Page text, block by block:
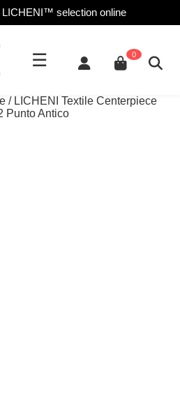
selection online
☰ 0
/ LICHENI Textile Centerpiece
Punto Antico